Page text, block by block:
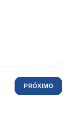
PRÓXIMO